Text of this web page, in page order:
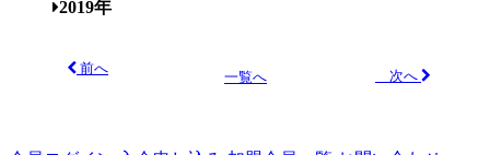
2019年
前へ
一覧へ 次へ